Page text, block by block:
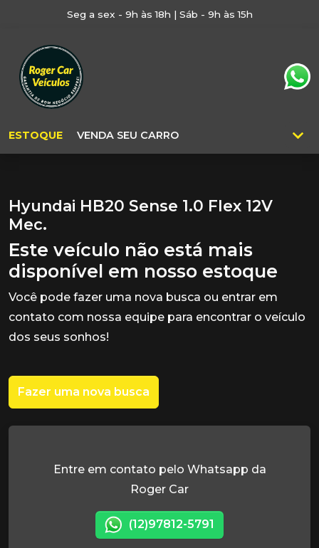
Seg a sex - 9h às 18h | Sáb - 9h às 15h
ESTOQUE VENDA SEU CARRO
Hyundai HB20 Sense 1.0 Flex 12V
Mec.
Este veículo não está mais
disponível em nosso estoque
Você pode fazer uma nova busca ou entrar em
contato com nossa equipe para encontrar o veículo
dos seus sonhos!
Fazer uma nova busca
Entre em contato pelo Whatsapp da
Roger Car
(12)97812-5791